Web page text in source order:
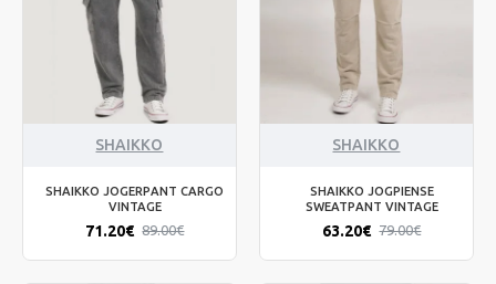
SHAIKKO
SHAIKKO JOGERPANT CARGO
VINTAGE
71.20€ 89.00€
SHAIKKO
SHAIKKO JOGPIENSE
SWEATPANT VINTAGE
63.20€ 79.00€